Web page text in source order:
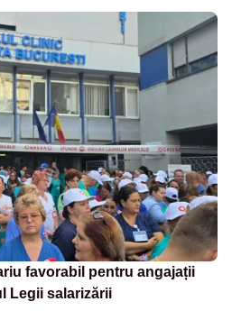
favorabil pentru angajații
Legii salarizării